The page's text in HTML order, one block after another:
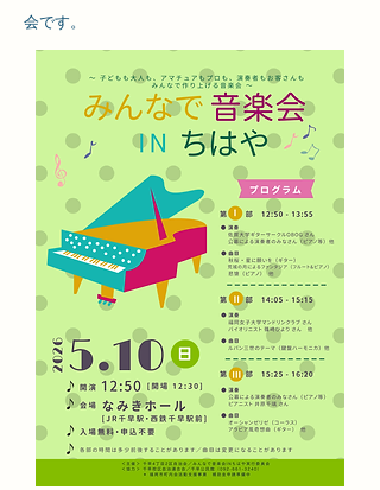
会です。